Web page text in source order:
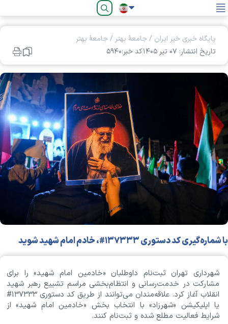
فارسی
پایگاه خبری خیر ایران /جامعۀ بهتر /جامعۀ بهتر
تاریخ انتشار: ۰۷ تير ۱۴۰۵
کد خبر:۵۹۴۰
با شماره‌گیری کد دستوری ۱۳۷۳۳۳#، خادم امام شهید شوید
شهرداری تهران ثبت‌نام داوطلبان «خادمین امام شهید» را برای
مشارکت در خدمت‌رسانی و انتظام‌بخشی مراسم تشییع رهبر شهید
انقلاب آغاز کرد. علاقه‌مندان می‌توانند از طریق کد دستوری ۱۳۷۳۳۳#
یا اپلیکیشن «شهرزاد» با انتخاب بخش «خادمین امام شهید» از
شرایط فعالیت مطلع شده و ثبت‌نام کنند.